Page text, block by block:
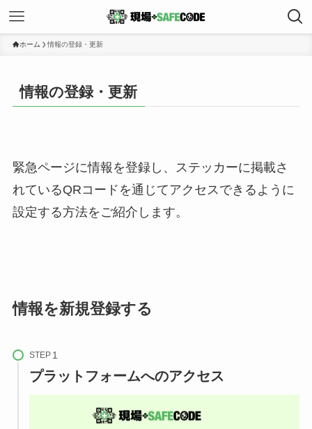
ホーム 情報の登録・更新
情報の登録・更新
緊急ページに情報を登録し、ステッカーに掲載さ
れているQRコードを通じてアクセスできるように
設定する方法をご紹介します。
情報を新規登録する
STEP
プラットフォームへのアクセス